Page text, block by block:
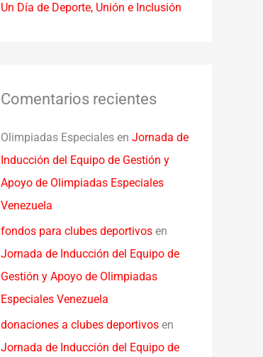
Un Día de Deporte, Unión e Inclusión
Comentarios recientes
Olimpiadas Especiales en Jornada de
Inducción del Equipo de Gestión y
Apoyo de Olimpiadas Especiales
Venezuela
fondos para clubes deportivos en
Jornada de Inducción del Equipo de
Gestión y Apoyo de Olimpiadas
Especiales Venezuela
donaciones a clubes deportivos en
Jornada de Inducción del Equipo de